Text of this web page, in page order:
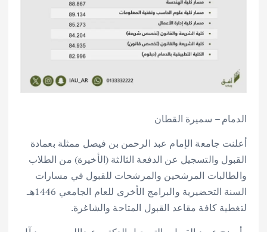
الدمام – سميرة القطان
أعلنت جامعة الإمام عبد الرحمن بن فيصل ممثلة بعمادة
القبول والتسجيل عن الدفعة الثالثة (الأخيرة) من الطلاب
والطالبات المرشحين والمرشحات للقبول في مسارات
السنة التحضيرية والبرامج الأخرى للعام الجامعي 1446هـ
لتغطية كافة مقاعد القبول المتاحة والشاغرة.